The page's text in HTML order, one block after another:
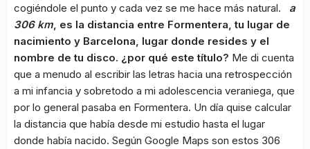
cogiéndole el punto y cada vez se me hace más natural. a
306 km , es la distancia entre Formentera, tu lugar de
nacimiento y Barcelona, lugar donde resides y el
nombre de tu disco. ¿por qué este título? Me di cuenta
que a menudo al escribir las letras hacia una retrospección
a mi infancia y sobretodo a mi adolescencia veraniega, que
por lo general pasaba en Formentera. Un día quise calcular
la distancia que había desde mi estudio hasta el lugar
donde había nacido. Según Google Maps son estos 306